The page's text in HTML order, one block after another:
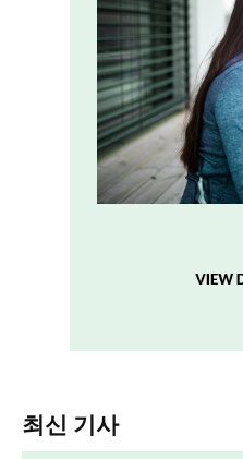
최신 기사